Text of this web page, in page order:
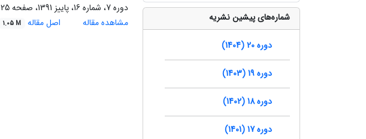
دوره 7، شماره 16، پاییز 1391، صفحه
25-32
مشاهده مقاله
اصل مقاله 1.05 M شماره‌های پیشین نشریه
دوره 20 (1404)
دوره 19 (1403)
دوره 18 (1402)
دوره 17 (1401)